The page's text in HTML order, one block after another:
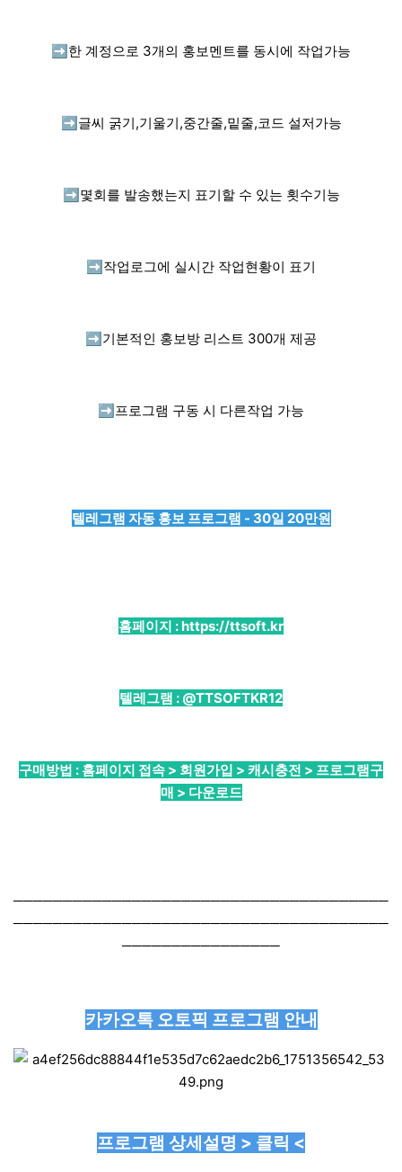
➡️ 한 계정으로 3개의 홍보멘트를 동시에 작업가능
➡️ 글씨 굵기,기울기,중간줄,밑줄,코드 설저가능
➡️ 몇회를 발송했는지 표기할 수 있는 횟수기능
➡️ 작업로그에 실시간 작업현황이 표기
➡️ 기본적인 홍보방 리스트 300개 제공
➡️ 프로그램 구동 시 다른작업 가능
텔레그램 자동 홍보 프로그램 - 30일 20만원
홈페이지 :https://ttsoft.kr
텔레그램 : @TTSOFTKR12
구매방법 : 홈페이지 접속 > 회원가입 > 캐시충전 > 프로그램구
매 > 다운로드
──────────────────────────────────────
──────────────────────────────────────
────────────────
카카오톡 오토픽 프로그램 안내
프로그램 상세설명 > 클릭 <